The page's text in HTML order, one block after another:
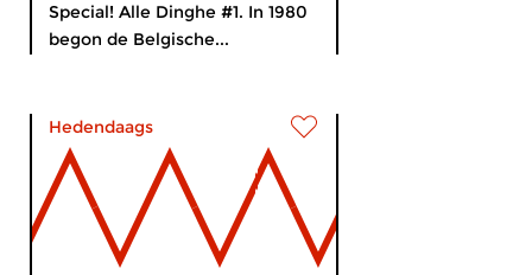
Special! Alle Dinghe #1. In 1980
begon de Belgische...
Hedendaags